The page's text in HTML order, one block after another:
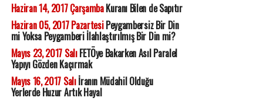
Haziran 14, 2017 ÇarşambaKuranı Bilen de Sapıtır
Haziran 05, 2017 PazartesiPeygambersiz Bir Din
mi Yoksa Peygamberi İlahlaştırılmış Bir Din mi?
Mayıs 23, 2017 SalıFETÖye Bakarken Asıl Paralel
Yapıyı Gözden Kaçırmak
Mayıs 16, 2017 Salıİranın Müdahil Olduğu
Yerlerde Huzur Artık Hayal